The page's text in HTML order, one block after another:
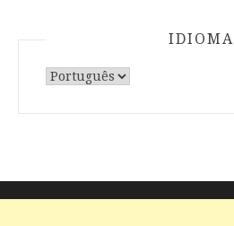
IDIOMA
Escolha